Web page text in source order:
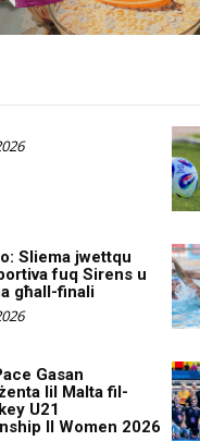
Sliema jwettqu
fuq Sirens u
għall-finali
Gasan
lil Malta fil-
U21
II Women 2026